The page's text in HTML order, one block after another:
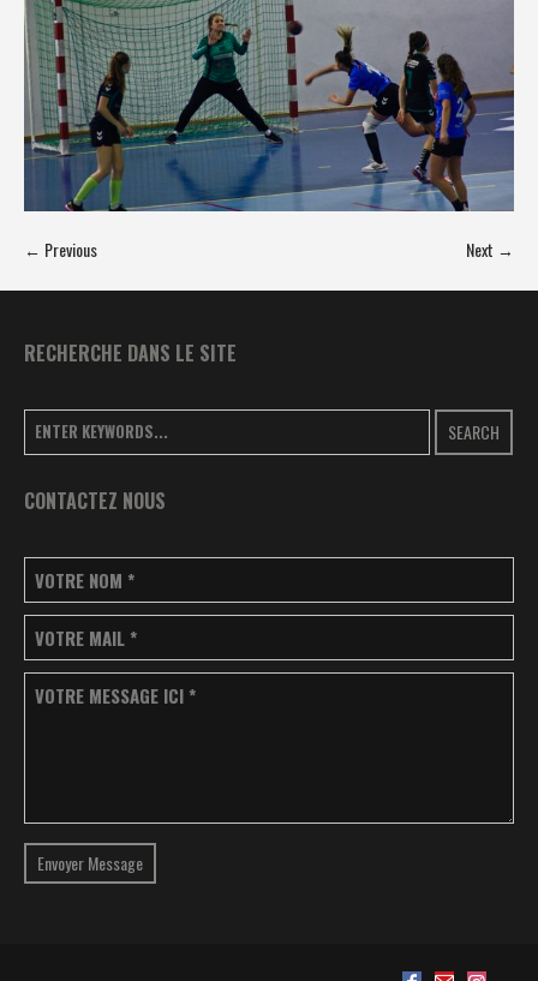
← Previous Next →
RECHERCHE DANS LE SITE
SEARCH
CONTACTEZ NOUS
VOTRE NOM *
VOTRE MAIL *
VOTRE MESSAGE ICI *
Envoyer Message